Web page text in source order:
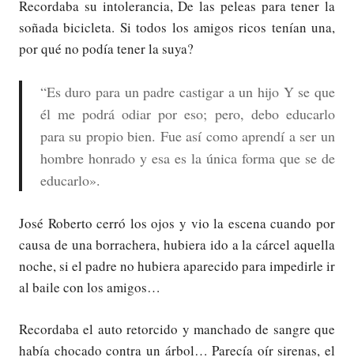
Recordaba su intolerancia, De las peleas para tener la
soñada bicicleta. Si todos los amigos ricos tenían una,
por qué no podía tener la suya?
“Es duro para un padre castigar a un hijo Y se que
él me podrá odiar por eso; pero, debo educarlo
para su propio bien. Fue así como aprendí a ser un
hombre honrado y esa es la única forma que se de
educarlo».
José Roberto cerró los ojos y vio la escena cuando por
causa de una borrachera, hubiera ido a la cárcel aquella
noche, si el padre no hubiera aparecido para impedirle ir
al baile con los amigos…
Recordaba el auto retorcido y manchado de sangre que
había chocado contra un árbol… Parecía oír sirenas, el